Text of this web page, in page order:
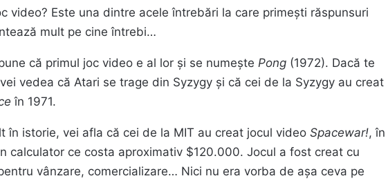
video? Este una dintre acele întrebări la care primești răspunsuri
mult pe cine întrebi…
că primul joc video e al lor și se numește Pong (1972). Dacă te
vedea că Atari se trage din Syzygy și că cei de la Syzygy au creat
în 1971.
în istorie, vei afla că cei de la MIT au creat jocul video Spacewar!, în
calculator ce costa aproximativ $120.000. Jocul a fost creat cu
vânzare, comercializare… Nici nu era vorba de așa ceva pe